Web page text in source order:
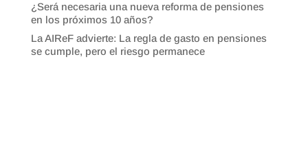
¿Será necesaria una nueva reforma de pensiones
en los próximos 10 años?
La AIReF advierte: La regla de gasto en pensiones
se cumple, pero el riesgo permanece